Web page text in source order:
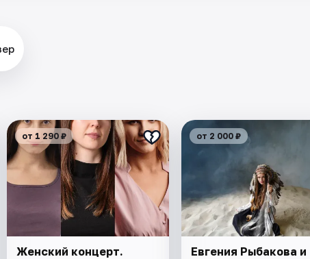
от 1 290 ₽
Женский концерт.
от 2 000 ₽
Евгения Рыбакова и